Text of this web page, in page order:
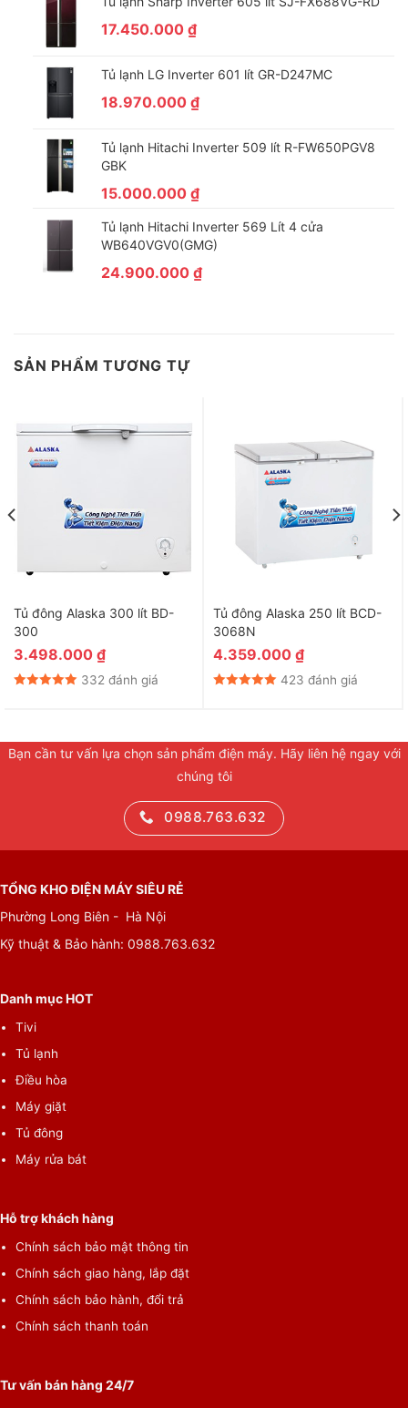
17.450.000 ₫
Tủ lạnh LG Inverter 601 lít GR-D247MC
18.970.000 ₫
Tủ lạnh Hitachi Inverter 509 lít R-FW650PGV8
GBK
15.000.000 ₫
Tủ lạnh Hitachi Inverter 569 Lít 4 cửa
WB640VGV0(GMG)
24.900.000 ₫
SẢN PHẨM TƯƠNG TỰ
Tủ đông Alaska 300 lít BD-
300
3.498.000 ₫
332 đánh giá
Tủ đông Alaska 250 lít BCD-
3068N
4.359.000 ₫
423 đánh giá
Bạn cần tư vấn lựa chọn sản phẩm điện máy. Hãy liên hệ ngay với
chúng tôi
0988.763.632
TỔNG KHO ĐIỆN MÁY SIÊU RẺ
Phường Long Biên - Hà Nội
Kỹ thuật & Bảo hành: 0988.763.632
Danh mục HOT
Tivi
Tủ lạnh
Điều hòa
Máy giặt
Tủ đông
Máy rửa bát
Hỗ trợ khách hàng
Chính sách bảo mật thông tin
Chính sách giao hàng, lắp đặt
Chính sách bảo hành, đổi trả
Chính sách thanh toán
Tư vấn bán hàng 24/7